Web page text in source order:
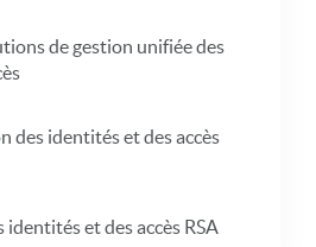
de gestion unifiée des
des identités et des accès
et des accès RSA